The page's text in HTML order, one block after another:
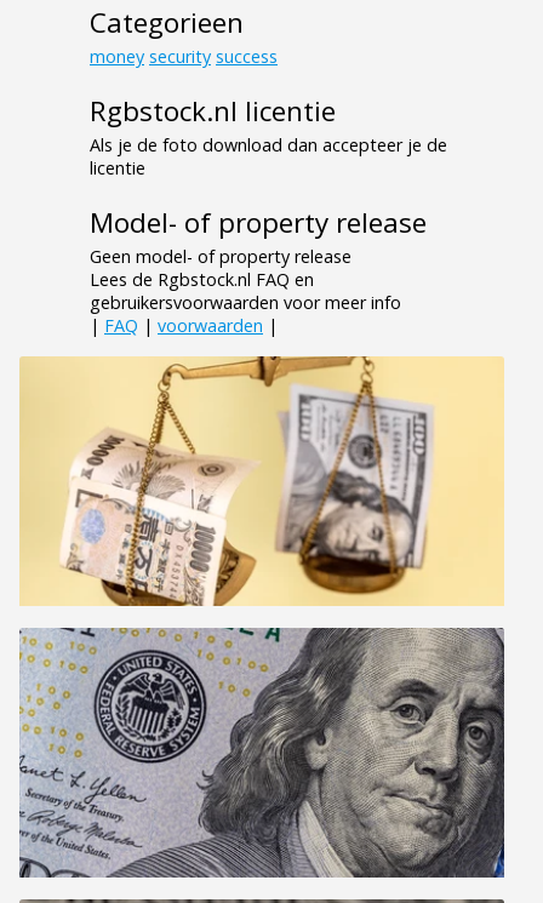
Categorieen
money security success
Rgbstock.nl licentie
Als je de foto download dan accepteer je de
licentie
Model- of property release
Geen model- of property release
Lees de Rgbstock.nl FAQ en
gebruikersvoorwaarden voor meer info
| FAQ | voorwaarden |